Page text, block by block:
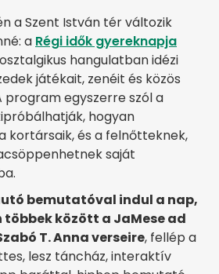
a Szent István tér változik
a Régi idők gyereknapja
hangulatban idézi
játékait, zenéit és közös
program egyszerre szól a
hogyan
kortársaik, és a felnőtteknek,
saját
bemutatóval indul a nap,
között a JaMese ad
T. Anna verseire, fellép a
lesz táncház, interaktív